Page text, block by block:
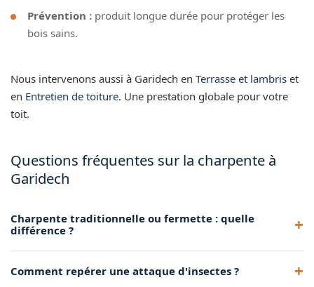
Prévention : produit longue durée pour protéger les
bois sains.
Nous intervenons aussi à Garidech en Terrasse et lambris et
en Entretien de toiture. Une prestation globale pour votre
toit.
Questions fréquentes sur la charpente à
Garidech
Charpente traditionnelle ou fermette : quelle
différence ?
plus économique mais laisse peu d'espace sous toit.
Comment repérer une attaque d'insectes ?